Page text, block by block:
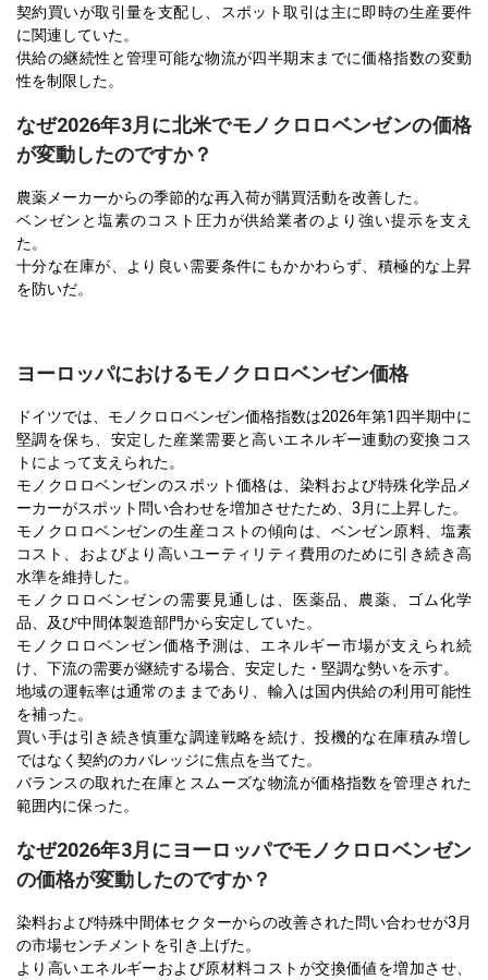
契約買いが取引量を支配し、スポット取引は主に即時の生産要件
に関連していた。
供給の継続性と管理可能な物流が四半期末までに価格指数の変動
性を制限した。
なぜ2026年3月に北米でモノクロロベンゼンの価格
が変動したのですか？
農薬メーカーからの季節的な再入荷が購買活動を改善した。
ベンゼンと塩素のコスト圧力が供給業者のより強い提示を支え
た。
十分な在庫が、より良い需要条件にもかかわらず、積極的な上昇
を防いだ。
ヨーロッパにおけるモノクロロベンゼン価格
ドイツでは、モノクロロベンゼン価格指数は2026年第1四半期中に
堅調を保ち、安定した産業需要と高いエネルギー連動の変換コス
トによって支えられた。
モノクロロベンゼンのスポット価格は、染料および特殊化学品メ
ーカーがスポット問い合わせを増加させたため、3月に上昇した。
モノクロロベンゼンの生産コストの傾向は、ベンゼン原料、塩素
コスト、およびより高いユーティリティ費用のために引き続き高
水準を維持した。
モノクロロベンゼンの需要見通しは、医薬品、農薬、ゴム化学
品、及び中間体製造部門から安定していた。
モノクロロベンゼン価格予測は、エネルギー市場が支えられ続
け、下流の需要が継続する場合、安定した・堅調な勢いを示す。
地域の運転率は通常のままであり、輸入は国内供給の利用可能性
を補った。
買い手は引き続き慎重な調達戦略を続け、投機的な在庫積み増し
ではなく契約のカバレッジに焦点を当てた。
バランスの取れた在庫とスムーズな物流が価格指数を管理された
範囲内に保った。
なぜ2026年3月にヨーロッパでモノクロロベンゼン
の価格が変動したのですか？
染料および特殊中間体セクターからの改善された問い合わせが3月
の市場センチメントを引き上げた。
より高いエネルギーおよび原材料コストが交換価値を増加させ、